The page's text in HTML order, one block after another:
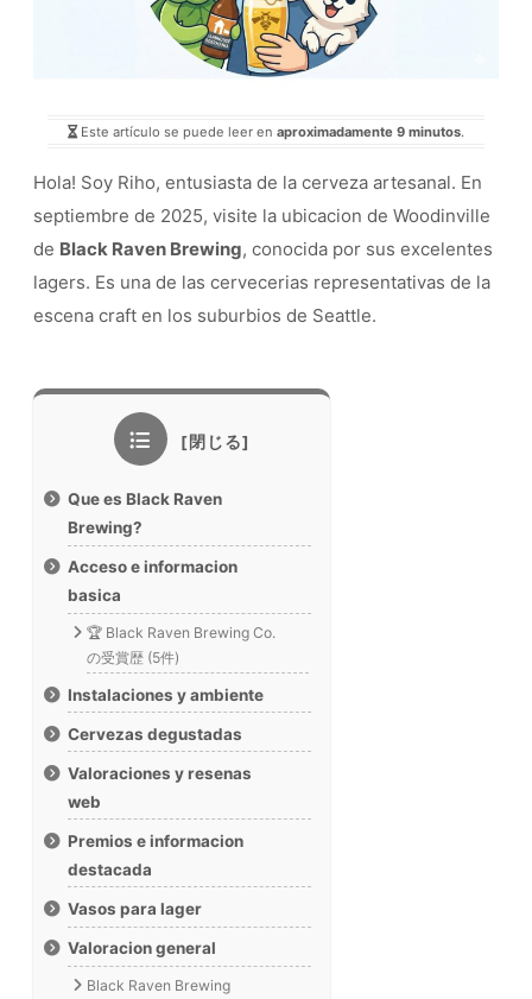
Este artículo se puede leer en aproximadamente 9 minutos.
Hola! Soy Riho, entusiasta de la cerveza artesanal. En
septiembre de 2025, visite la ubicacion de Woodinville
de Black Raven Brewing, conocida por sus excelentes
lagers. Es una de las cervecerias representativas de la
escena craft en los suburbios de Seattle.
Que es Black Raven
Brewing?
Acceso e informacion
basica
🏆 Black Raven Brewing Co.
の受賞歴 (5件)
Instalaciones y ambiente
Cervezas degustadas
Valoraciones y resenas
web
Premios e informacion
destacada
Vasos para lager
Valoracion general
Black Raven Brewing